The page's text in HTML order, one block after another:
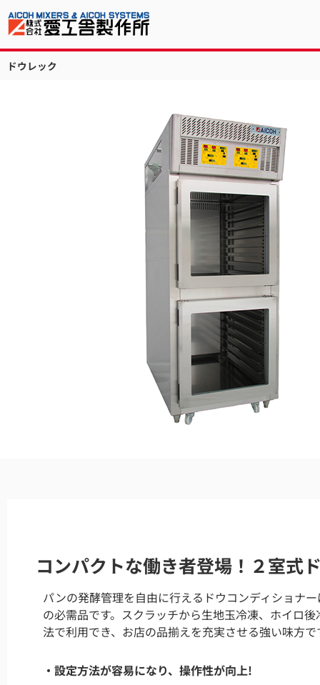
ドウレック
コンパクトな働き者登場！２室式
パンの発酵管理を自由に行えるドウコンディショナ
の必需品です。スクラッチから生地玉冷凍、ホイロ
法で利用でき、お店の品揃えを充実させる強い味方で
・設定方法が容易になり、操作性が向上!